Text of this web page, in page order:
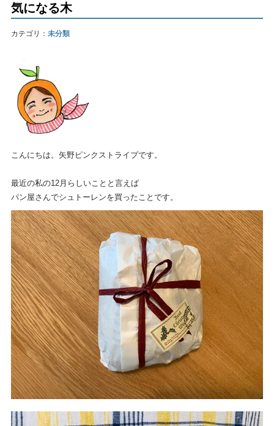
気になる木
カテゴリ： 未分類
こんにちは。矢野ピンクストライプです。
最近の私の12月らしいことと言えば
パン屋さんでシュトーレンを買ったことです。